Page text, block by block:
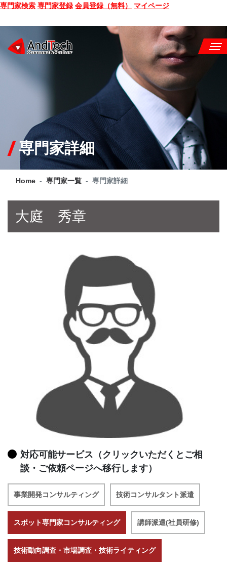
専門家検索 専門家登録 会員登録（無料） マイページ
CONSULTING
SERVICE
COMPANY
Q&A
専門家詳細
Home 専門家一覧 専門家詳細
大庭 秀章
対応可能サービス（クリックいただくとご相
談・ご依頼ページへ移行します）
事業開発コンサルティング 技術コンサルタント派遣
スポット専門家コンサルティング 講師派遣(社員研修)
技術動向調査・市場調査・技術ライティング